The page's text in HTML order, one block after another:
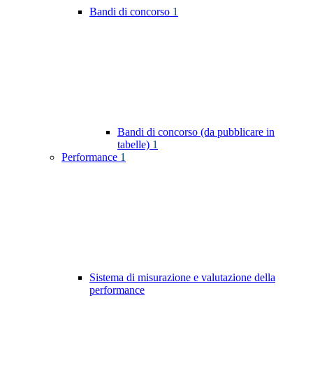
Bandi di concorso 1
Bandi di concorso (da pubblicare in
tabelle) 1
Performance 1
Sistema di misurazione e valutazione della
performance